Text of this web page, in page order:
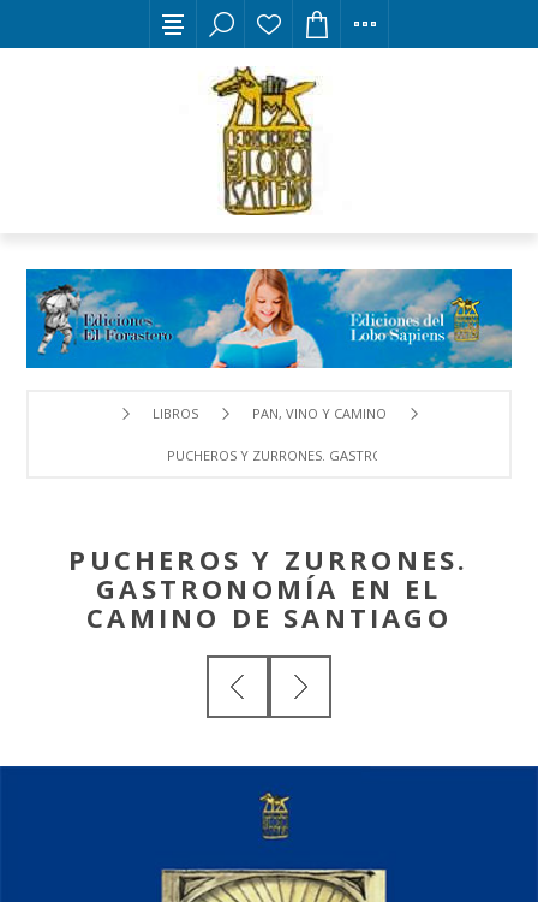
LIBROS PAN, VINO Y CAMINO
PUCHEROS Y ZURRONES. GASTRONOMÍA EN EL CAMINO
PUCHEROS Y ZURRONES.
GASTRONOMÍA EN EL
CAMINO DE SANTIAGO